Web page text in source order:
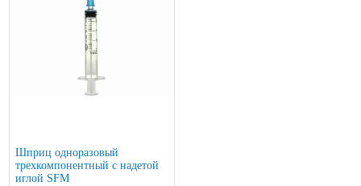
Шприц одноразовый
трехкомпонентный с надетой
иглой SFM